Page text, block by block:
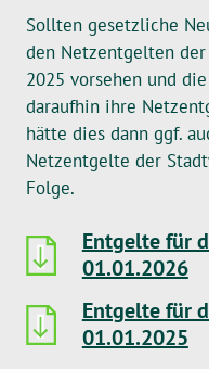
Sollten gesetzliche
den Netzentgelten
2025 vorsehen und
daraufhin ihre
hätte dies dann ggf.
Netzentgelte der
Folge.
Entgelte für
01.01.2026
Entgelte für
01.01.2025